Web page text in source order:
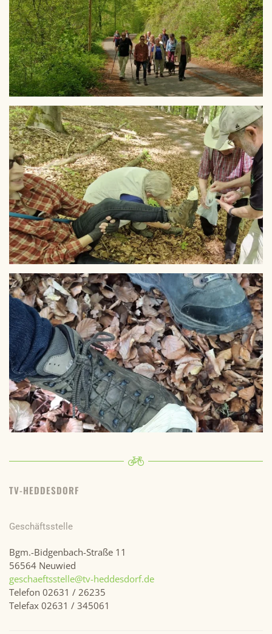
TV-HEDDESDORF
Geschäftsstelle
Bgm.-Bidgenbach-Straße 11
56564 Neuwied
geschaeftsstelle@tv-heddesdorf.de
Telefon 02631 / 26235
Telefax 02631 / 345061